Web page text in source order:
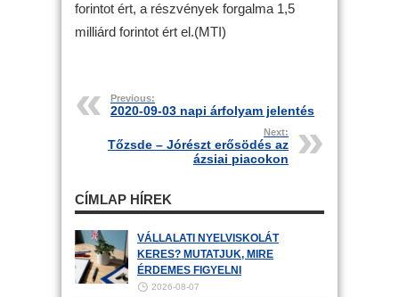
forintot ért, a részvények forgalma 1,5
milliárd forintot ért el.(MTI)
Previous:
2020-09-03 napi árfolyam jelentés
Next:
Tőzsde – Jórészt erősödés az
ázsiai piacokon
CÍMLAP HÍREK
VÁLLALATI NYELVISKOLÁT
KERES? MUTATJUK, MIRE
ÉRDEMES FIGYELNI
2026-08-07